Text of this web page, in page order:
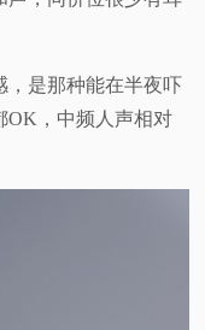
，是那种能在半夜吓
OK，中频人声相对